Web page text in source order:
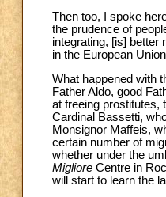
Then too, I spoke
the prudence of
integrating, [is] better
in the European
What happened with
Father Aldo, good
at freeing prostitutes,
Cardinal Bassetti,
Monsignor Maffeis,
certain number of
whether under the
Migliore Centre in
will start to learn the